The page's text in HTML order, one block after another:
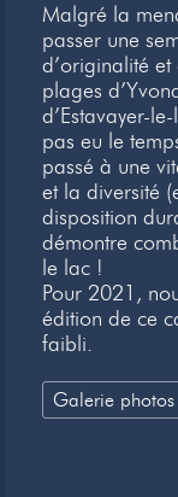
Malgré la
passer une
d’originalité
plages
d’Estavayer-
pas eu le
passé à une
et la diversité
disposition
démontre
le lac !
Pour 2021,
édition de ce
faibli.
Galerie photos